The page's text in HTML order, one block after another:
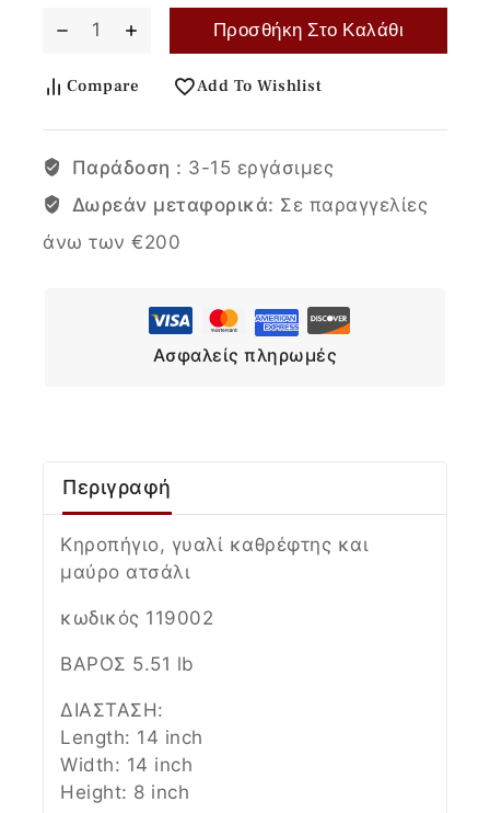
Προσθήκη Στο Καλάθι
Compare Add To Wishlist
Παράδοση : 3-15 εργάσιμες
Δωρεάν μεταφορικά: Σε παραγγελίες
άνω των €200
Ασφαλείς πληρωμές
Περιγραφή
Κηροπήγιο, γυαλί καθρέφτης και
μαύρο ατσάλι
κωδικός 119002
ΒΑΡΟΣ 5.51 lb
ΔΙΑΣΤΑΣΗ:
Length: 14 inch
Width: 14 inch
Height: 8 inch